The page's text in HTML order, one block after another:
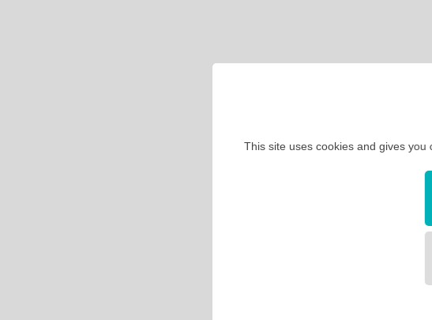
This site uses cookies and gives